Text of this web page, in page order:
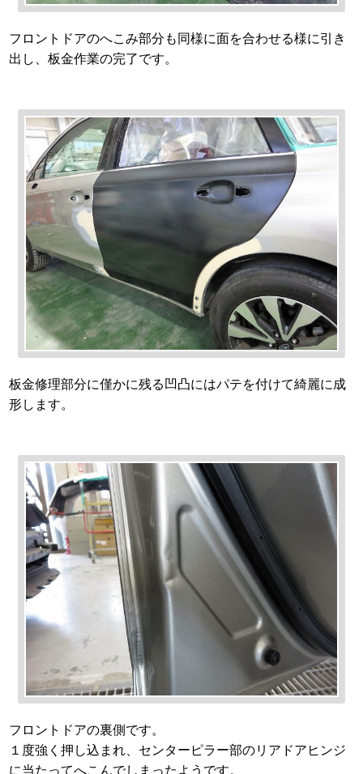
フロントドアのへこみ部分も同様に面を合わせる様に引き
出し、板金作業の完了です。
板金修理部分に僅かに残る凹凸にはパテを付けて綺麗に成
形します。
フロントドアの裏側です。
１度強く押し込まれ、センターピラー部のリアドアヒンジ
に当たってへこんでしまったようです。